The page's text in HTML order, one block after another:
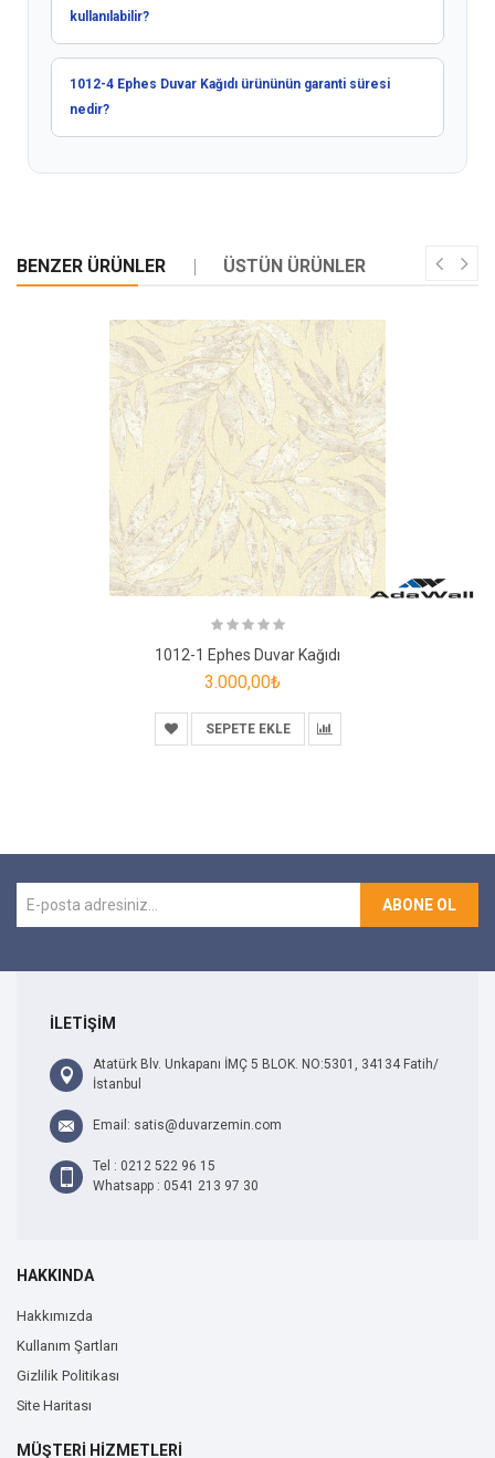
kullanılabilir?
1012-4 Ephes Duvar Kağıdı ürününün garanti süresi
nedir?
BENZER ÜRÜNLER ÜSTÜN ÜRÜNLER
1012-1 Ephes Duvar Kağıdı
3.000,00₺
SEPETE EKLE
ABONE OL
İLETİŞİM
Atatürk Blv. Unkapanı İMÇ 5 BLOK. NO:5301, 34134 Fatih/
İstanbul
Email: satis@duvarzemin.com
Tel : 0212 522 96 15
Whatsapp : 0541 213 97 30
HAKKINDA
Hakkımızda
Kullanım Şartları
Gizlilik Politikası
Site Haritası
MÜŞTERİ HİZMETLERİ